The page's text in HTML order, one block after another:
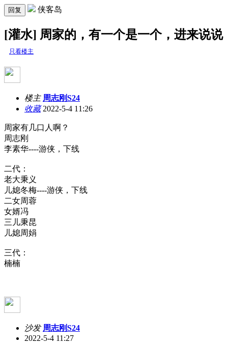
回复 侠客岛
[灌水] 周家的，有一个是一个，进来说说
只看楼主
楼主 周志刚S24
收藏2022-5-4 11:26
周家有几口人啊？
周志刚
李素华----游侠，下线
二代：
老大秉义
儿媳冬梅----游侠，下线
二女周蓉
女婿冯
三儿秉昆
儿媳周娟
三代：
楠楠
沙发 周志刚S24
2022-5-4 11:27